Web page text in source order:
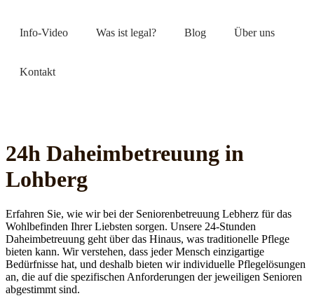
Info-Video Was ist legal? Blog Über uns
Kontakt
24h Daheim­betreuung in
Lohberg
Erfahren Sie, wie wir bei der Seniorenbetreuung Lebherz für das
Wohlbefinden Ihrer Liebsten sorgen. Unsere 24-Stunden
Daheimbetreuung geht über das Hinaus, was traditionelle Pflege
bieten kann. Wir verstehen, dass jeder Mensch einzigartige
Bedürfnisse hat, und deshalb bieten wir individuelle Pflegelösungen
an, die auf die spezifischen Anforderungen der jeweiligen Senioren
abgestimmt sind.